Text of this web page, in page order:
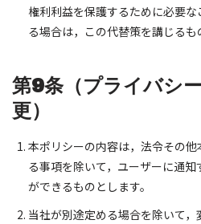
権利利益を保護するために必要
る場合は，この代替策を講じるも
第9条（プライバシ
更）
本ポリシーの内容は，法令その
る事項を除いて，ユーザーに通
ができるものとします。
当社が別途定める場合を除いて